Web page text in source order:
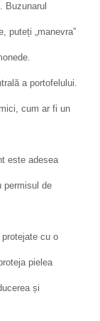
Buzunarul
puteți „manevra”
a portofelului.
cum ar fi un
este adesea
permisul de
cu o
pielea
și